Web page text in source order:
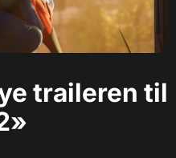
traileren til